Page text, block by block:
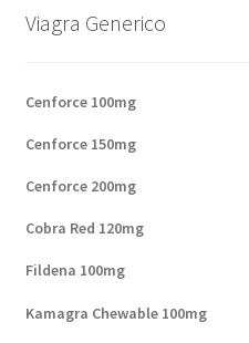
Viagra Generico
Cenforce 100mg
Cenforce 150mg
Cenforce 200mg
Cobra Red 120mg
Fildena 100mg
Kamagra Chewable 100mg